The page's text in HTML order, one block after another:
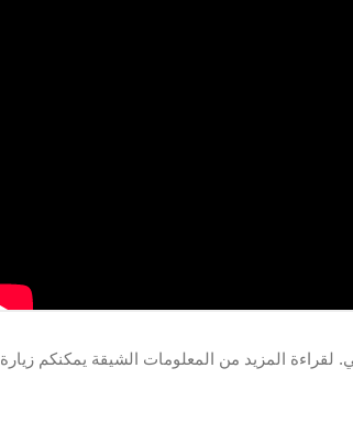
لقراءة المزيد من المعلومات الشيقة يمكنكم زيارة